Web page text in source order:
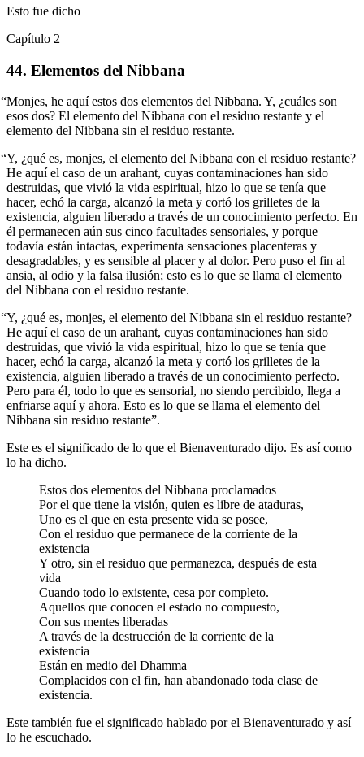
Esto fue dicho
Capítulo 2
44. Elementos del Nibbana
“Monjes, he aquí estos dos elementos del Nibbana. Y, ¿cuáles son
esos dos? El elemento del Nibbana con el residuo restante y el
elemento del Nibbana sin el residuo restante.
“Y, ¿qué es, monjes, el elemento del Nibbana con el residuo restante?
He aquí el caso de un arahant, cuyas contaminaciones han sido
destruidas, que vivió la vida espiritual, hizo lo que se tenía que
hacer, echó la carga, alcanzó la meta y cortó los grilletes de la
existencia, alguien liberado a través de un conocimiento perfecto. En
él permanecen aún sus cinco facultades sensoriales, y porque
todavía están intactas, experimenta sensaciones placenteras y
desagradables, y es sensible al placer y al dolor. Pero puso el fin al
ansia, al odio y la falsa ilusión; esto es lo que se llama el elemento
del Nibbana con el residuo restante.
“Y, ¿qué es, monjes, el elemento del Nibbana sin el residuo restante?
He aquí el caso de un arahant, cuyas contaminaciones han sido
destruidas, que vivió la vida espiritual, hizo lo que se tenía que
hacer, echó la carga, alcanzó la meta y cortó los grilletes de la
existencia, alguien liberado a través de un conocimiento perfecto.
Pero para él, todo lo que es sensorial, no siendo percibido, llega a
enfriarse aquí y ahora. Esto es lo que se llama el elemento del
Nibbana sin residuo restante”.
Este es el significado de lo que el Bienaventurado dijo. Es así como
lo ha dicho.
Estos dos elementos del Nibbana proclamados
Por el que tiene la visión, quien es libre de ataduras,
Uno es el que en esta presente vida se posee,
Con el residuo que permanece de la corriente de la
existencia
Y otro, sin el residuo que permanezca, después de esta
vida
Cuando todo lo existente, cesa por completo.
Aquellos que conocen el estado no compuesto,
Con sus mentes liberadas
A través de la destrucción de la corriente de la
existencia
Están en medio del Dhamma
Complacidos con el fin, han abandonado toda clase de
existencia.
Este también fue el significado hablado por el Bienaventurado y así
lo he escuchado.